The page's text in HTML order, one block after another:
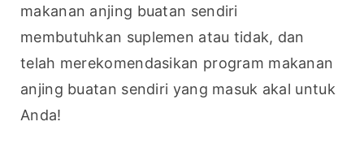
makanan anjing buatan sendiri
membutuhkan suplemen atau tidak, dan
telah merekomendasikan program makanan
anjing buatan sendiri yang masuk akal untuk
Anda!